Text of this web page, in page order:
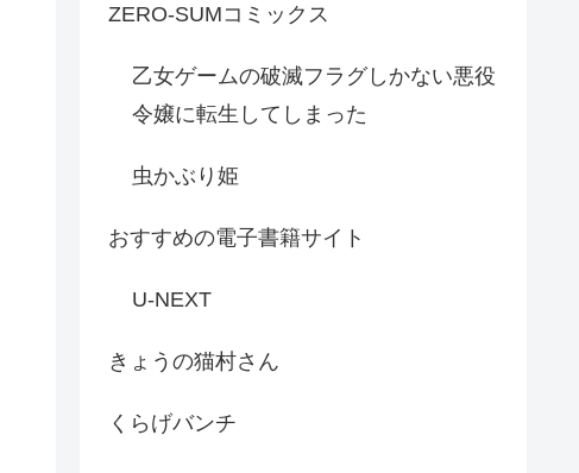
ZERO-SUMコミックス
乙女ゲームの破滅フラグしかない悪役
令嬢に転生してしまった
虫かぶり姫
おすすめの電子書籍サイト
U-NEXT
きょうの猫村さん
くらげバンチ